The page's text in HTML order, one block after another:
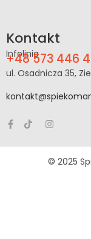
Kontakt
Infolinia
+48 573 446
ul. Osadnicza 35,
© 2025